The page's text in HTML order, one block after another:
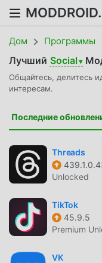
Дом Программы
Лучший Social ▾
Общайтесь, делитесь
интересам.
Последние
Threads
Unlocked
TikTok
45.9.5
Premium
VK